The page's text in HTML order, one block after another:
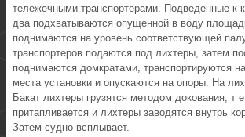
тележечными транспортерами. Подведенные к
два подхватываются опущенной в воду
поднимаются на уровень соответствующей
транспортеров подаются под лихтеры, затем
поднимаются домкратами, транспортируются
места установки и опускаются на опоры. На
Бакат лихтеры грузятся методом докования, т
притапливается и лихтеры заводятся внутрь
Затем судно всплывает.